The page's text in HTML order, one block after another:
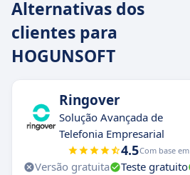
Alternativas dos
clientes para
HOGUNSOFT
Ringover
Solução Avançada de
Telefonia Empresarial
4.5Com base em
Versão gratuita Teste gratuito